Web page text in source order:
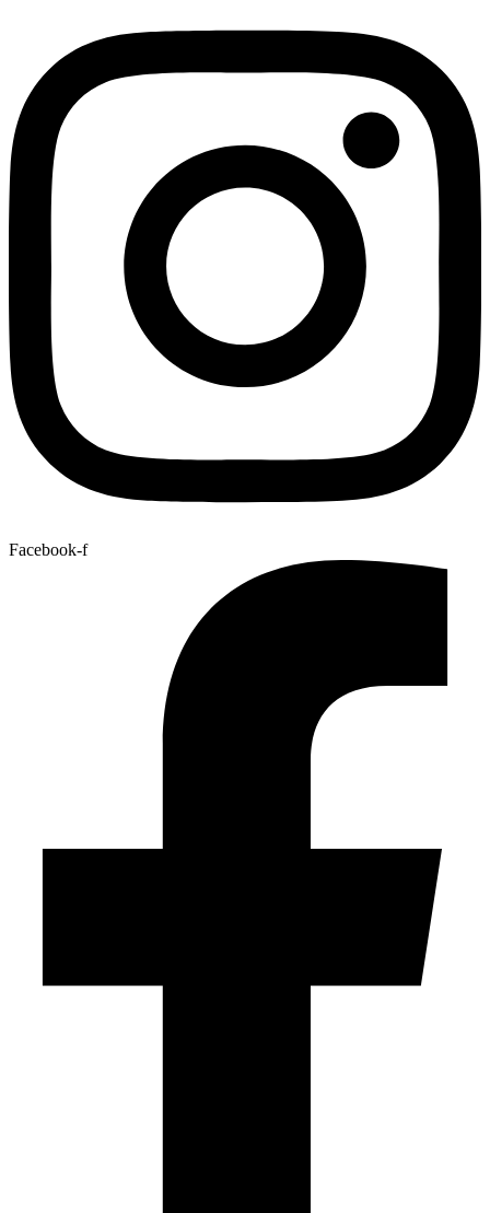
Facebook-f